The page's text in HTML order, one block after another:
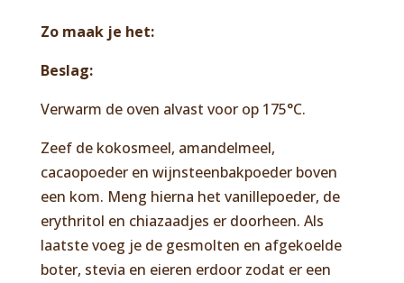
Zo maak je het:
Beslag:
Verwarm de oven alvast voor op 175°C.
Zeef de kokosmeel, amandelmeel,
cacaopoeder en wijnsteenbakpoeder boven
een kom. Meng hierna het vanillepoeder, de
erythritol en chiazaadjes er doorheen. Als
laatste voeg je de gesmolten en afgekoelde
boter, stevia en eieren erdoor zodat er een